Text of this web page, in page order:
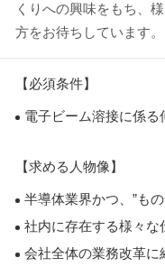
くりへの興味をもち、
方をお待ちしています。
【必須条件】
電子ビーム溶接に係る
【求める人物像】
半導体業界かつ、”も
社内に存在する様々
会社全体の業務改革